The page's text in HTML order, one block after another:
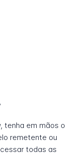
tenha em mãos o
remetente ou
todas as